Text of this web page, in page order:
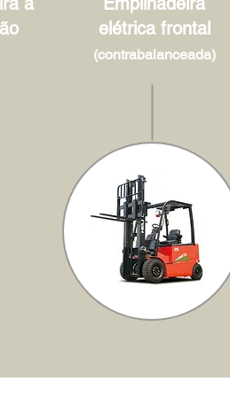
elétrica frontal
(contrabalanceada)